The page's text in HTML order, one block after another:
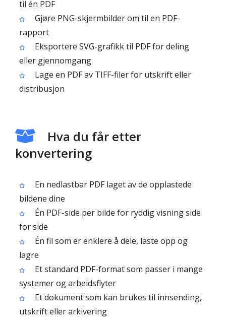
til én PDF
Gjøre PNG-skjermbilder om til en PDF-
rapport
Eksportere SVG-grafikk til PDF for deling
eller gjennomgang
Lage en PDF av TIFF-filer for utskrift eller
distribusjon
Hva du får etter
konvertering
En nedlastbar PDF laget av de opplastede
bildene dine
Én PDF-side per bilde for ryddig visning side
for side
Én fil som er enklere å dele, laste opp og
lagre
Et standard PDF-format som passer i mange
systemer og arbeidsflyter
Et dokument som kan brukes til innsending,
utskrift eller arkivering